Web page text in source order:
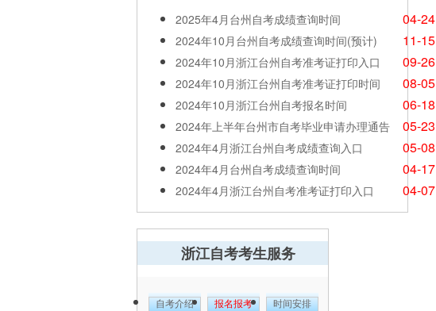
2025年4月台州自考成绩查询时间 04-24
2024年10月台州自考成绩查询时间(预计) 11-15
2024年10月浙江台州自考准考证打印入口 09-26
2024年10月浙江台州自考准考证打印时间 08-05
2024年10月浙江台州自考报名时间 06-18
2024年上半年台州市自考毕业申请办理通告 05-23
2024年4月浙江台州自考成绩查询入口 05-08
2024年4月台州自考成绩查询时间 04-17
2024年4月浙江台州自考准考证打印入口 04-07
浙江自考考生服务
自考介绍 报名报考 时间安排